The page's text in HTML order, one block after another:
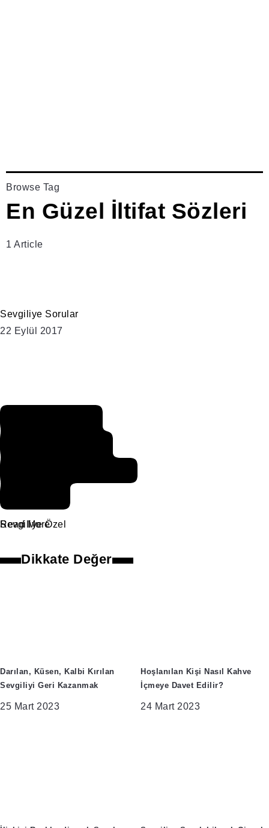
Browse Tag
En Güzel İltifat Sözleri
1 Article
Sevgiliye Sorular
22 Eylül 2017
Sevgiliye Özel
Read More
Dikkate Değer
Darılan, Küsen, Kalbi Kırılan
Sevgiliyi Geri Kazanmak
25 Mart 2023
Hoşlanılan Kişi Nasıl Kahve
İçmeye Davet Edilir?
24 Mart 2023